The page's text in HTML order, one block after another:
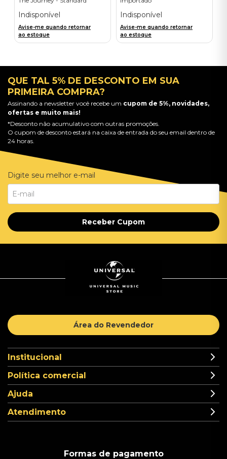
Indisponível
Avise-me quando retornar
ao estoque
Indisponível
Avise-me quando retornar
ao estoque
QUE TAL 5% DE DESCONTO EM SUA
PRIMEIRA COMPRA?
Assinando a newsletter você recebe um cupom de 5%, novidades,
ofertas e muito mais!
*Desconto não acumulativo com outras promoções.
O cupom de desconto estará na caixa de entrada do seu email dentro de
24 horas.
Digite seu melhor e-mail
Receber Cupom
Área do Revendedor
Institucional
Política comercial
Ajuda
Atendimento
Formas de pagamento